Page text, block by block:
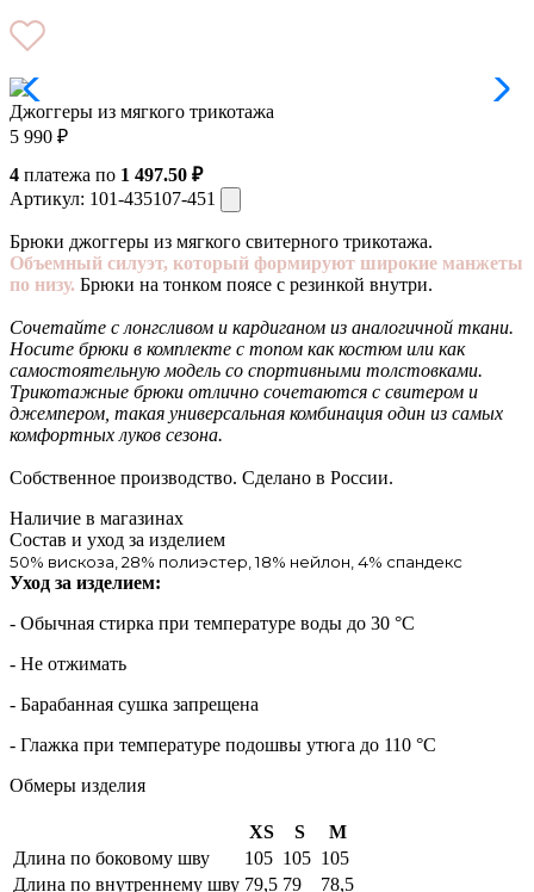
Джоггеры из мягкого трикотажа
5 990 ₽
4 платежа по 1 497.50 ₽
Артикул: 101-435107-451
Брюки джоггеры из мягкого свитерного трикотажа.
Объемный силуэт, который формируют широкие манжеты
по низу. Брюки на тонком поясе с резинкой внутри.
Сочетайте с лонгсливом и кардиганом из аналогичной ткани.
Носите брюки в комплекте с топом как костюм или как
самостоятельную модель со спортивными толстовками.
Трикотажные брюки отлично сочетаются с свитером и
джемпером, такая универсальная комбинация один из самых
комфортных луков сезона.
Собственное производство. Сделано в России.
Наличие в магазинах
Состав и уход за изделием
50% вискоза, 28% полиэстер, 18% нейлон, 4% спандекс
Уход за изделием:
- Обычная стирка при температуре воды до 30 °C
- Не отжимать
- Барабанная сушка запрещена
- Глажка при температуре подошвы утюга до 110 °C
Обмеры изделия
XS S
M
Длина по боковому шву
105 105 105
Длина по внутреннему шву 79,5 79 78,5